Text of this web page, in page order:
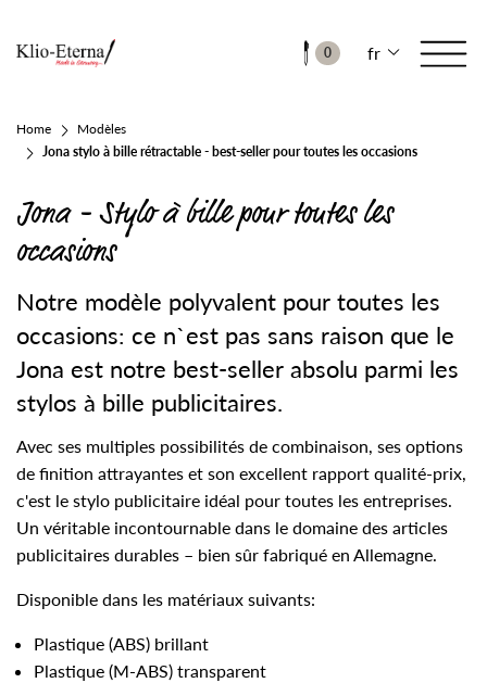
0 fr
Home
Modèles
Jona stylo à bille rétractable - best-seller pour toutes les occasions
Jona - Stylo à bille pour toutes les
occasions
Notre modèle polyvalent pour toutes les
occasions: ce n`est pas sans raison que le
Jona est notre best-seller absolu parmi les
stylos à bille publicitaires.
Avec ses multiples possibilités de combinaison, ses options
de finition attrayantes et son excellent rapport qualité-prix,
c'est le stylo publicitaire idéal pour toutes les entreprises.
Un véritable incontournable dans le domaine des articles
publicitaires durables – bien sûr fabriqué en Allemagne.
Disponible dans les matériaux suivants:
Plastique (ABS) brillant
Plastique (M-ABS) transparent